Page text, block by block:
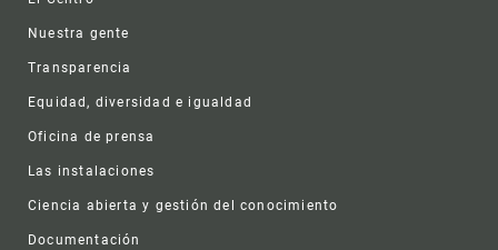
Nuestra gente
Transparencia
Equidad, diversidad e igualdad
Oficina de prensa
Las instalaciones
Ciencia abierta y gestión del conocimiento
Documentación